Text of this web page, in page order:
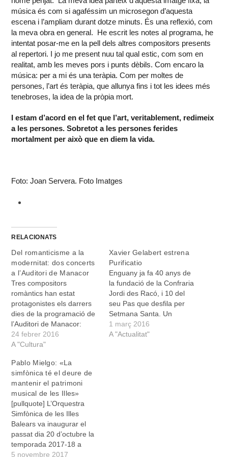
música és com si agaféssim un microsegon d’aquesta
escena i l’ampliam durant dotze minuts. És una reflexió, com
la meva obra en general. He escrit les notes al programa, he
intentat posar-me en la pell dels altres compositors presents
al repertori. I jo me present nuu tal qual estic, com som en
realitat, amb les meves pors i punts dèbils. Com encaro la
música: per a mi és una teràpia. Com per moltes de
persones, l’art és teràpia, que allunya fins i tot les idees més
tenebroses, la idea de la pròpia mort.
I estam d’acord en el fet que l’art, veritablement, redimeix
a les persones. Sobretot a les persones ferides
mortalment per això que en diem la vida.
Foto: Joan Servera. Foto Imatges
RELACIONATS
Del romanticisme a la
modernitat: dos concerts
a l’Auditori de Manacor
Tres compositors
romàntics han estat
protagonistes els darrers
dies de la programació de
l’Auditori de Manacor:
Dvorak, Schumann i
Schubert. Els dos primers
l’Orquestra Simfònica de
les Illes Balears al concert
de dia 19, i el darrer,
Schubert, protagonista del
concert de Studium
Aureum el dia 21…
24 febrer 2016
A "Cultura"
Xavier Gelabert estrena
Purificatio
Enguany ja fa 40 anys de
la fundació de la Confraria
Jordi des Racó, i 10 del
seu Pas que desfila per
Setmana Santa. Un
aniversari que la Confraria
vol celebrar oferint un
1 març 2016
A "Actualitat"
Pablo Mielgo: «La
simfònica té el deure de
mantenir el patrimoni
musical de les Illes»
[pullquote] L’Orquestra
Simfònica de les Illes
Balears va inaugurar el
passat dia 20 d’octubre la
temporada 2017-18 a
l’Auditori de Manacor i ha
5 novembre 2017